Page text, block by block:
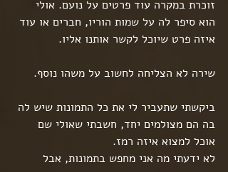
זוכרת במקרה עוד פרטים על נועם. אולי
הוא סיפר לה על שמות הוריו, חברים או עוד
איזה פרט שיוכל לקשר אותנו אליו.
שירה לא הצליחה לחשוב על משהו נוסף.
ביקשתי שתעביר לי את כל התמונות שיש לה
בה הם מצולמים יחד, חשבתי שאולי שם
אוכל למצוא איזה רמז.
לא ידעתי מה אני מחפש בתמונות, אבל